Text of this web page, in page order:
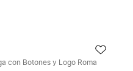
con Botones y Logo Roma